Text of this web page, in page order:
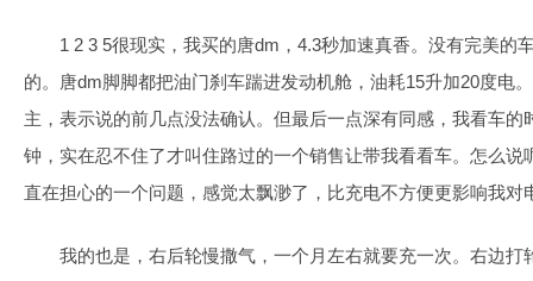
1 2 3 5很现实，我买的唐dm，4.3秒加速真香。没有完美的
的。唐dm脚脚都把油门刹车踹进发动机舱，油耗15升加20度电
主，表示说的前几点没法确认。但最后一点深有同感，我看车的
钟，实在忍不住了才叫住路过的一个销售让带我看看车。怎么
直在担心的一个问题，感觉太飘渺了，比充电不方便更影响我对
我的也是，右后轮慢撒气，一个月左右就要充一次。右边打